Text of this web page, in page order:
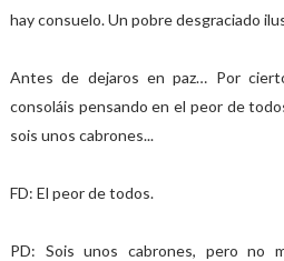
hay consuelo. Un pobre desgraciado
Antes de dejaros en paz… Por
consoláis pensando en el peor de
sois unos cabrones...
FD: El peor de todos.
PD: Sois unos cabrones, pero no